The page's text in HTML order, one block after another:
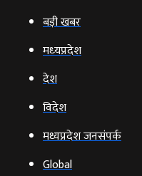
बड़ी खबर
मध्‍यप्रदेश
देश
विदेश
मध्यप्रदेश जनसंपर्क
Global